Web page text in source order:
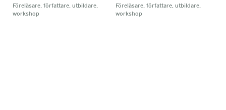
Föreläsare, författare, utbildare,
workshop
Föreläsare, författare, utbildare,
workshop